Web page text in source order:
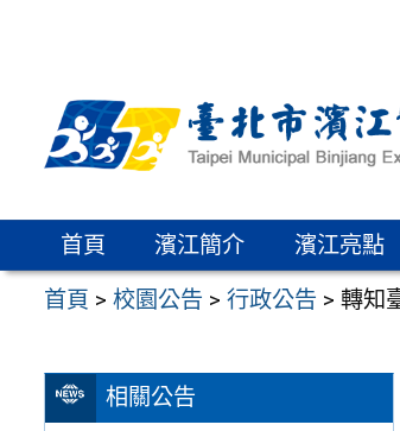
區
首頁 濱江簡介 濱江亮點
首頁 >校園公告 >行政公告 >轉知
相關公告